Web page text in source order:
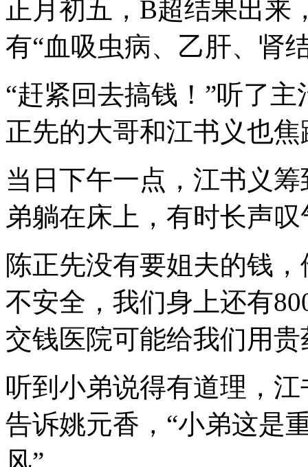
正月初五，B超结果出来
有“血吸虫病、乙肝、肾
“赶紧回去搞钱！”听了
正先的大哥和江书义也
当日下午一点，江书义
弟躺在床上，有时长声
陈正先没有要姐夫的钱
不安全，我们身上还有
交钱医院可能给我们用贵
听到小弟说得有道理，
告诉姚元香，“小弟这是
风”。